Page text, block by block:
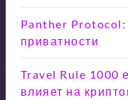
Panther
приватности
Travel Rule 1000
влияет на